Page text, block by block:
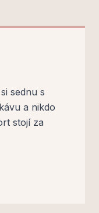
sednu s
a nikdo
stojí za